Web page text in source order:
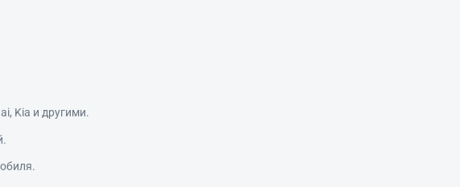
Kia и другими.